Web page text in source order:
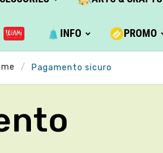
INFO PROMO
Pagamento sicuro